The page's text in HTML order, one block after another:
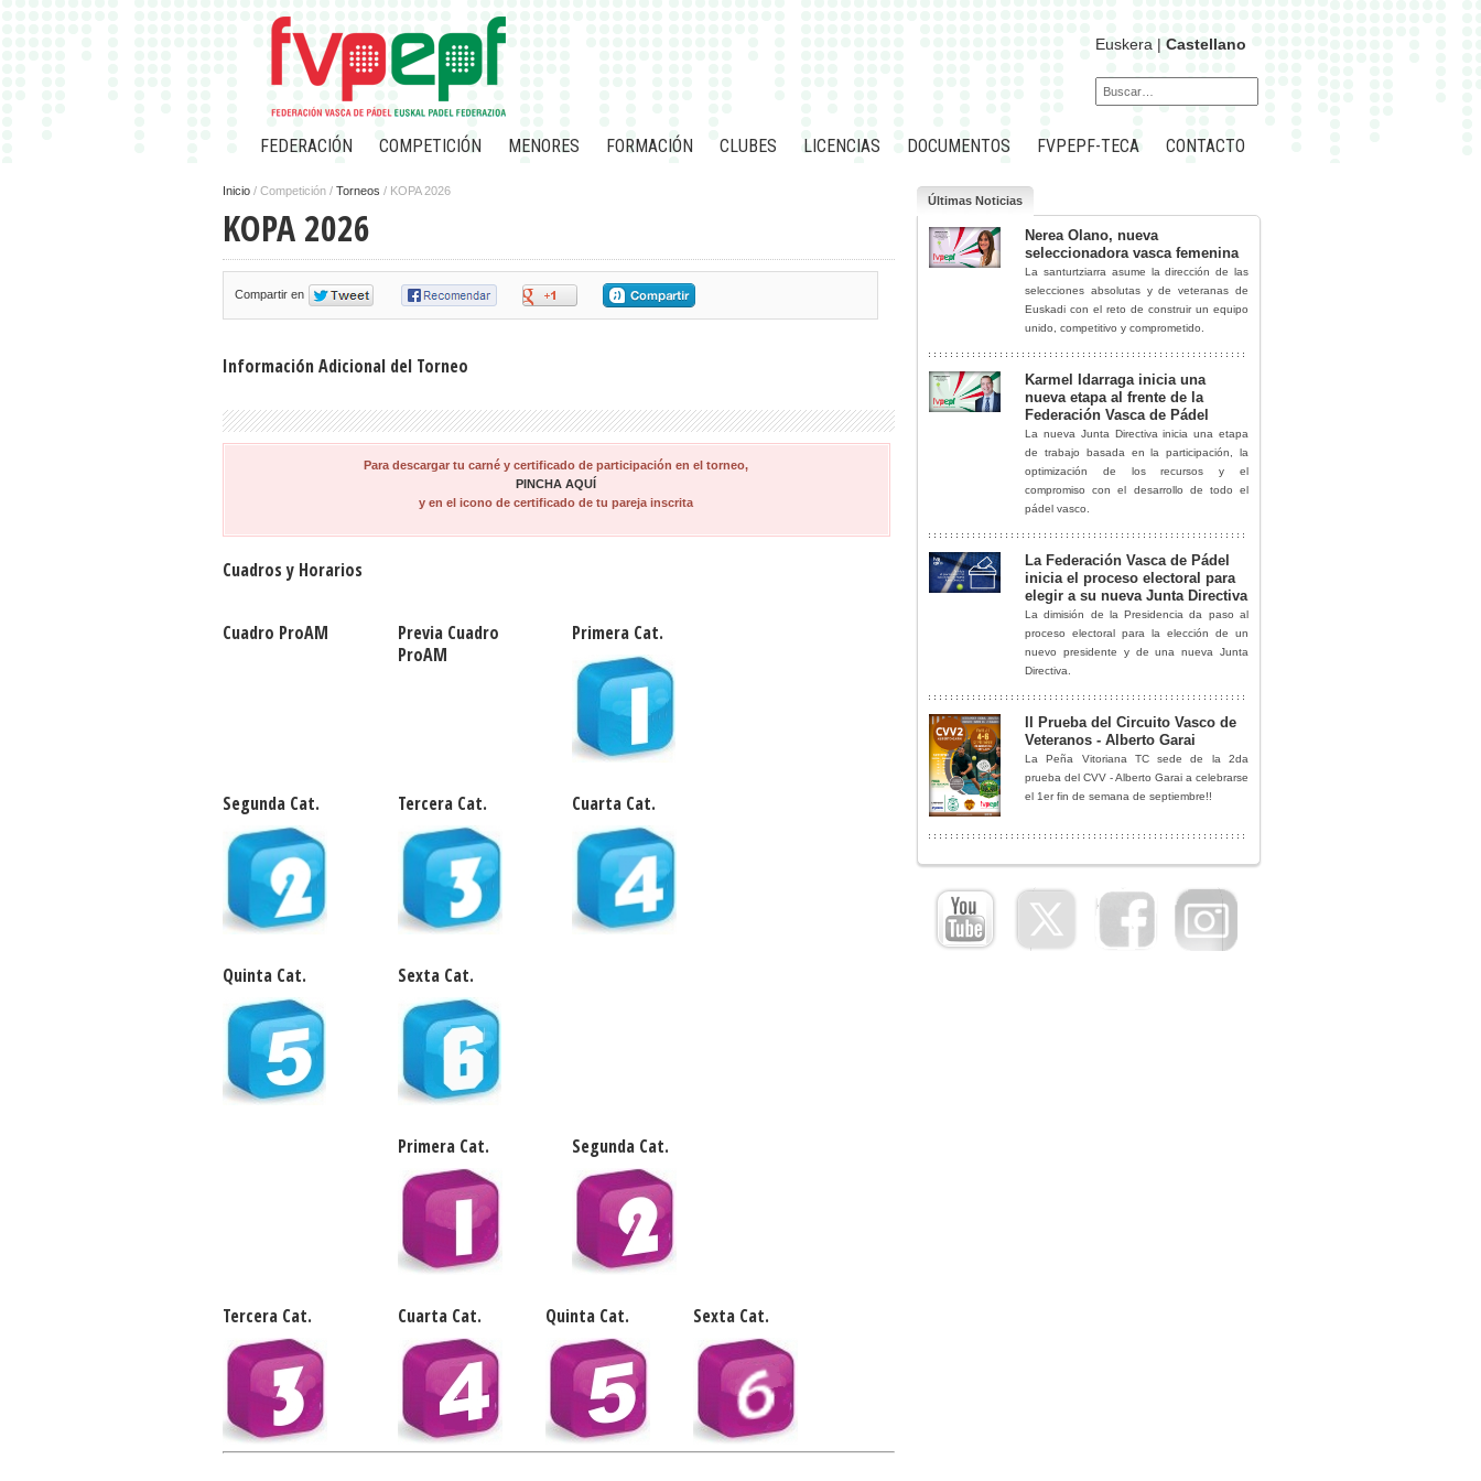
Euskera | Castellano
CONTACTO
FVPEPF-TECA
DOCUMENTOS
LICENCIAS
CLUBES
FORMACIÓN
MENORES
COMPETICIÓN
FEDERACIÓN
Inicio / Competición / Torneos / KOPA 2026
KOPA 2026
Compartir en
Información Adicional del Torneo
Para descargar tu carné y certificado de participación en el torneo,
PINCHA AQUÍ
y en el icono de certificado de tu pareja inscrita
Cuadros y Horarios
Cuadro ProAM
Previa Cuadro
ProAM
Primera Cat.
Segunda Cat. Tercera Cat. Cuarta Cat.
Quinta Cat. Sexta Cat.
Primera Cat. Segunda Cat.
Tercera Cat. Cuarta Cat. Quinta Cat. Sexta Cat.
Últimas Noticias
Nerea Olano, nueva
seleccionadora vasca femenina
La santurtziarra asume la dirección de las
selecciones absolutas y de veteranas de
Euskadi con el reto de construir un equipo
unido, competitivo y comprometido.
Karmel Idarraga inicia una
nueva etapa al frente de la
Federación Vasca de Pádel
La nueva Junta Directiva inicia una etapa
de trabajo basada en la participación, la
optimización de los recursos y el
compromiso con el desarrollo de todo el
pádel vasco.
La Federación Vasca de Pádel
inicia el proceso electoral para
elegir a su nueva Junta Directiva
La dimisión de la Presidencia da paso al
proceso electoral para la elección de un
nuevo presidente y de una nueva Junta
Directiva.
II Prueba del Circuito Vasco de
Veteranos - Alberto Garai
La Peña Vitoriana TC sede de la 2da
prueba del CVV - Alberto Garai a celebrarse
el 1er fin de semana de septiembre!!